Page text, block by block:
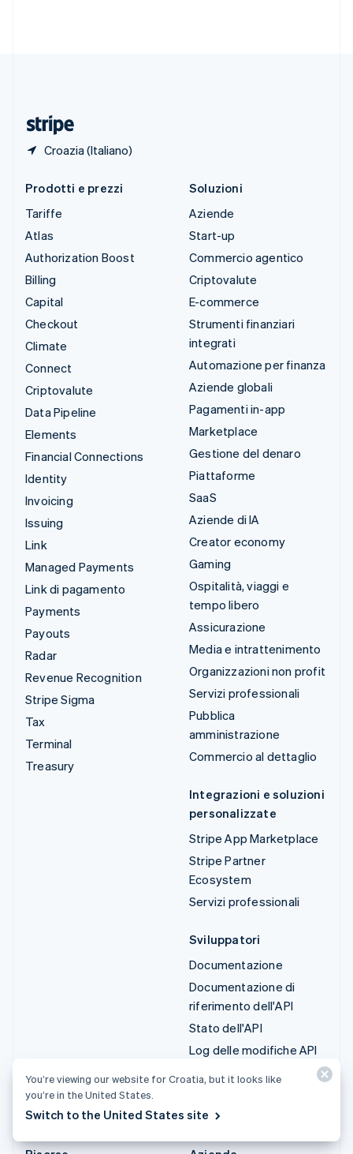
Croazia (Italiano)
Prodotti e prezzi
Tariffe
Atlas
Authorization Boost
Billing
Capital
Checkout
Climate
Connect
Criptovalute
Data Pipeline
Elements
Financial Connections
Identity
Invoicing
Issuing
Link
Managed Payments
Link di pagamento
Payments
Payouts
Radar
Revenue Recognition
Stripe Sigma
Tax
Terminal
Treasury
Soluzioni
Aziende
Start-up
Commercio agentico
Criptovalute
E-commerce
Strumenti finanziari
integrati
Automazione per finanza
Aziende globali
Pagamenti in-app
Marketplace
Gestione del denaro
Piattaforme
SaaS
Aziende di IA
Creator economy
Gaming
Ospitalità, viaggi e
tempo libero
Assicurazione
Media e intrattenimento
Organizzazioni non profit
Servizi professionali
Pubblica
amministrazione
Commercio al dettaglio
Integrazioni e soluzioni
personalizzate
Stripe App Marketplace
Stripe Partner
Ecosystem
Servizi professionali
Sviluppatori
Documentazione
Documentazione di
riferimento dell'API
Stato dell'API
Log delle modifiche API
Blog degli sviluppatori
You’re viewing our website for Croatia, but it looks like
you’re in the United States.
Switch to the United States site